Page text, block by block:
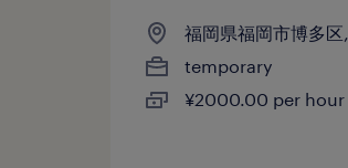
福岡県福岡市博多区
temporary
¥2000.00 per hour